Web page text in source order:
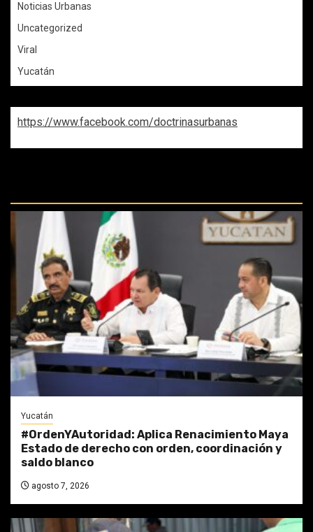
Noticias Urbanas
Uncategorized
Viral
Yucatán
https://www.facebook.com/doctrinasurbanas
Yucatán
#OrdenYAutoridad: Aplica Renacimiento Maya
Estado de derecho con orden, coordinación y
saldo blanco
agosto 7, 2026